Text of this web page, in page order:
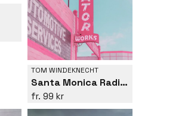
TOM WINDEKNECHT
Santa Monica Radiator Works
99 kr